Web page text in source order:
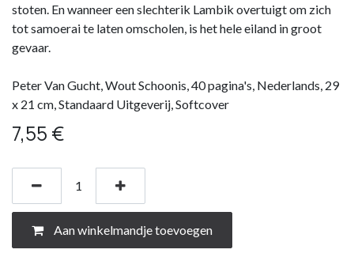
stoten. En wanneer een slechterik Lambik overtuigt om zich
tot samoerai te laten omscholen, is het hele eiland in groot
gevaar.
Peter Van Gucht, Wout Schoonis, 40 pagina's, Nederlands, 29
x 21 cm, Standaard Uitgeverij, Softcover
7,55 €
Aan winkelmandje toevoegen